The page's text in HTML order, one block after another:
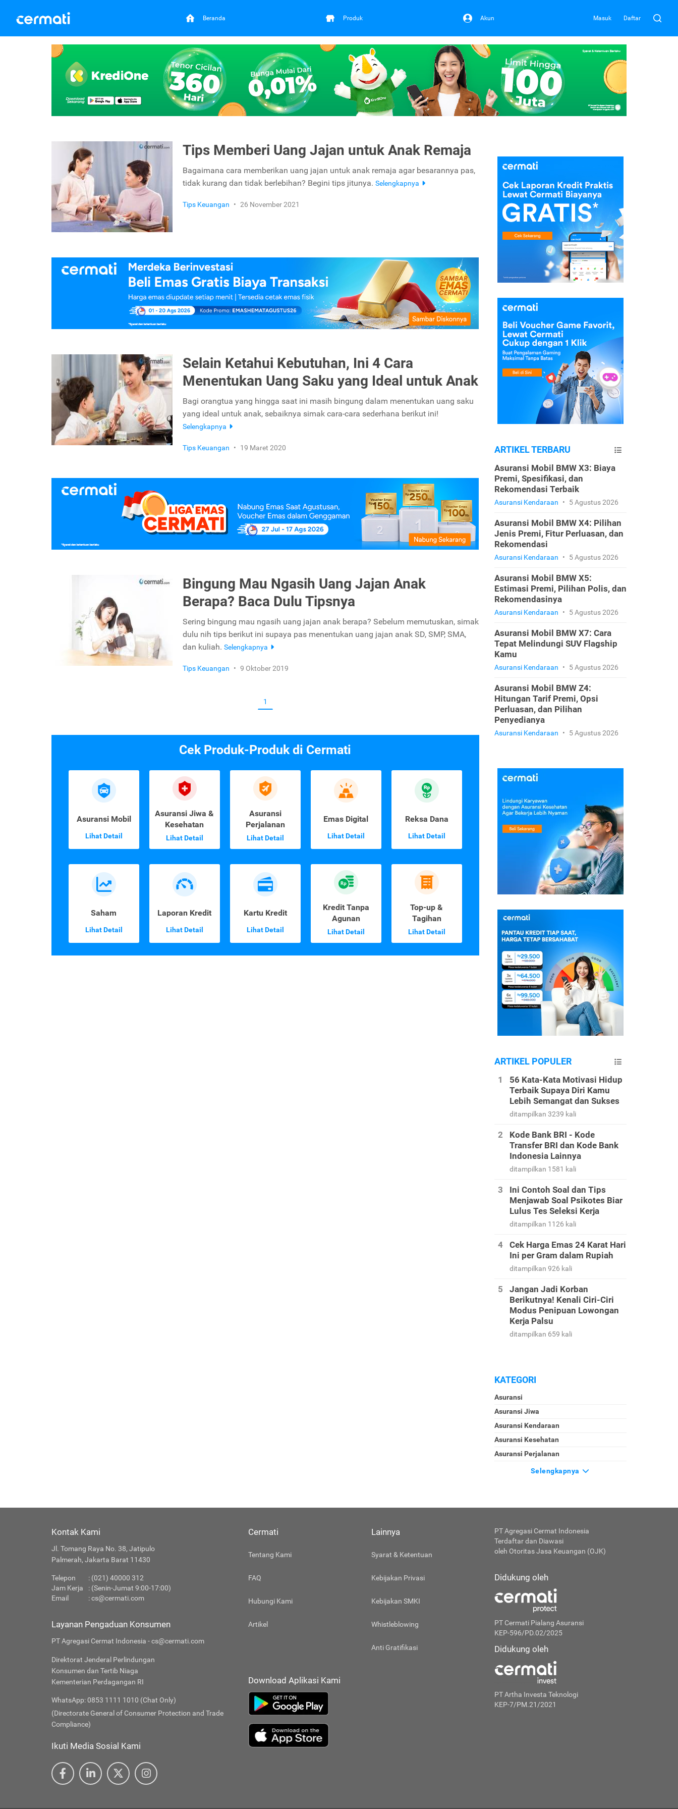
Beranda Produk Akun Masuk Daftar
Tips Memberi Uang Jajan untuk Anak Remaja
Bagaimana cara memberikan uang jajan untuk anak remaja agar besarannya pas,
tidak kurang dan tidak berlebihan? Begini tips jitunya. Selengkapnya
Tips Keuangan • 26 November 2021
Selain Ketahui Kebutuhan, Ini 4 Cara
Menentukan Uang Saku yang Ideal untuk Anak
Bagi orangtua yang hingga saat ini masih bingung dalam menentukan uang saku
yang ideal untuk anak, sebaiknya simak cara-cara sederhana berikut ini!
Selengkapnya
Tips Keuangan • 19 Maret 2020
Bingung Mau Ngasih Uang Jajan Anak
Berapa? Baca Dulu Tipsnya
Sering bingung mau ngasih uang jajan anak berapa? Sebelum memutuskan, simak
dulu nih tips berikut ini supaya pas menentukan uang jajan anak SD, SMP, SMA,
dan kuliah. Selengkapnya
Tips Keuangan • 9 Oktober 2019
1
Cek Produk-Produk di Cermati
Asuransi Mobil
Lihat Detail
Asuransi Jiwa &
Kesehatan
Lihat Detail
Asuransi
Perjalanan
Lihat Detail
Emas Digital
Lihat Detail
Reksa Dana
Lihat Detail
Saham
Lihat Detail
Laporan Kredit
Lihat Detail
Kartu Kredit
Lihat Detail
Kredit Tanpa
Agunan
Lihat Detail
Top-up &
Tagihan
Lihat Detail
ARTIKEL TERBARU
Asuransi Mobil BMW X3: Biaya
Premi, Spesifikasi, dan
Rekomendasi Terbaik
Asuransi Kendaraan • 5 Agustus 2026
Asuransi Mobil BMW X4: Pilihan
Jenis Premi, Fitur Perluasan, dan
Rekomendasi
Asuransi Kendaraan • 5 Agustus 2026
Asuransi Mobil BMW X5:
Estimasi Premi, Pilihan Polis, dan
Rekomendasinya
Asuransi Kendaraan • 5 Agustus 2026
Asuransi Mobil BMW X7: Cara
Tepat Melindungi SUV Flagship
Kamu
Asuransi Kendaraan • 5 Agustus 2026
Asuransi Mobil BMW Z4:
Hitungan Tarif Premi, Opsi
Perluasan, dan Pilihan
Penyedianya
Asuransi Kendaraan • 5 Agustus 2026
ARTIKEL POPULER
56 Kata-Kata Motivasi Hidup
Terbaik Supaya Diri Kamu
Lebih Semangat dan Sukses
ditampilkan 3239 kali
Kode Bank BRI - Kode
Transfer BRI dan Kode Bank
Indonesia Lainnya
ditampilkan 1581 kali
Ini Contoh Soal dan Tips
Menjawab Soal Psikotes Biar
Lulus Tes Seleksi Kerja
ditampilkan 1126 kali
Cek Harga Emas 24 Karat Hari
Ini per Gram dalam Rupiah
ditampilkan 926 kali
Jangan Jadi Korban
Berikutnya! Kenali Ciri-Ciri
Modus Penipuan Lowongan
Kerja Palsu
ditampilkan 659 kali
KATEGORI
Asuransi
Asuransi Jiwa
Asuransi Kendaraan
Asuransi Kesehatan
Asuransi Perjalanan
Selengkapnya
Kontak Kami
Jl. Tomang Raya No. 38, Jatipulo
Palmerah, Jakarta Barat 11430
Telepon
: (021) 40000 312
Jam Kerja
: (Senin-Jumat 9:00-17:00)
Email
:cs@cermati.com
Layanan Pengaduan Konsumen
PT Agregasi Cermat Indonesia - cs@cermati.com
Direktorat Jenderal Perlindungan
Konsumen dan Tertib Niaga
Kementerian Perdagangan RI
WhatsApp: 0853 1111 1010 (Chat Only)
(Directorate General of Consumer Protection and Trade
Compliance)
Ikuti Media Sosial Kami
Cermati
Tentang Kami
FAQ
Hubungi Kami
Artikel
Lainnya
Syarat & Ketentuan
Kebijakan Privasi
Kebijakan SMKI
Whistleblowing
Anti Gratifikasi
Download Aplikasi Kami
PT Agregasi Cermat Indonesia
Terdaftar dan Diawasi
oleh Otoritas Jasa Keuangan (OJK)
Didukung oleh
PT Cermati Pialang Asuransi
KEP-596/PD.02/2025
Didukung oleh
PT Artha Investa Teknologi
KEP-7/PM.21/2021